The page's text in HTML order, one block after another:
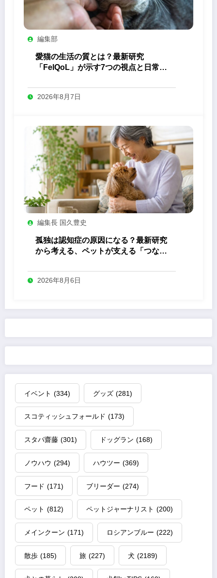
編集部
愛猫の生活の質とは？最新研究
「FelQoL」が示す7つの視点と日常の
2026年8月7日
編集長 国久豊史
孤独は認知症の原因になる？最新研究
から考える、ペットが支える「つなが
2026年8月6日
イベント (334) グッズ (281)
スコティッシュフォールド (173)
スタパ齋藤 (301) ドッグラン (168)
ノウハウ (294) ハウツー (369)
フード (171) ブリーダー (274)
ペット (812) ペットジャーナリスト (200)
メインクーン (171) ロシアンブルー (222)
散歩 (185) 旅 (227) 犬 (2189)